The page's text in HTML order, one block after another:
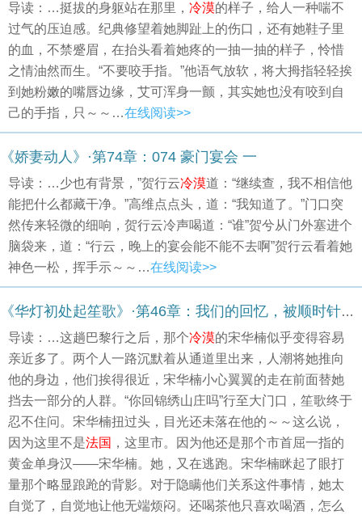
导读：…挺拔的身躯站在那里， 冷漠的样子，给人一种喘不
过气的压迫感。纪典修望着她脚趾上的伤口，还有她鞋子里
的血，不禁蹙眉，在抬头看着她疼的一抽一抽的样子，怜惜
之情油然而生。“不要咬手指。”他语气放软，将大拇指轻轻挨
到她粉嫩的嘴唇边缘，艾可浑身一颤，其实她也没有咬到自
己的手指，只～～…在线阅读>>
《娇妻动人》·第74章：074 豪门宴会 一
导读：…少也有背景，”贺行云冷漠道：“继续查，我不相信他
能把什么都藏干净。”高维点点头，道：“我知道了。”门口突
然传来轻微的细响，贺行云冷声喝道：“谁”贺兮从门外塞进个
脑袋来，道：“行云，晚上的宴会能不能不去啊”贺行云看着她
神色一松，挥手示～～…在线阅读>>
《华灯初处起笙歌》·第46章：我们的回忆，被顺时针忘记1
导读：…这趟巴黎行之后，那个冷漠的宋华楠似乎变得容易
亲近多了。两个人一路沉默着从通道里出来，人潮将她推向
他的身边，他们挨得很近，宋华楠小心翼翼的走在前面替她
挡去一部分的人群。“你回锦绣山庄吗”行至大门口，笙歌终于
忍不住问。宋华楠扭过头，目光还未落在他的～～这么说，
因为这里不是法国 ，这里市。因为他还是那个市首屈一指的
黄金单身汉——宋华楠。她，又在逃跑。宋华楠眯起了眼打
量那个略显踉跄的背影。对于隐瞒他们关系这件事情，她太
自觉了，自觉地让他无端烦闷。还喝茶他只喜欢喝酒，怎么